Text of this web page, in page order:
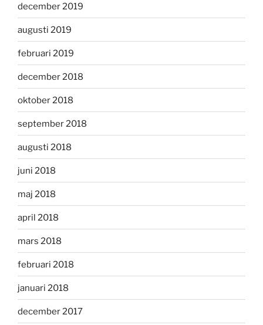
december 2019
augusti 2019
februari 2019
december 2018
oktober 2018
september 2018
augusti 2018
juni 2018
maj 2018
april 2018
mars 2018
februari 2018
januari 2018
december 2017